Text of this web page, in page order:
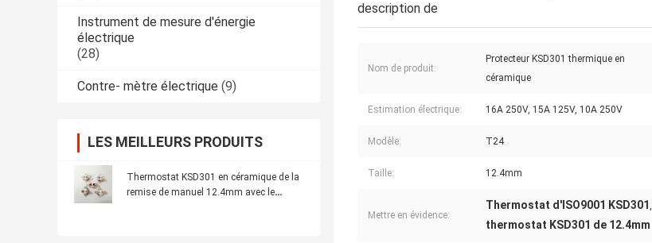
Instrument de mesure d'énergie
électrique
(28)
Contre- mètre électrique (9)
LES MEILLEURS PRODUITS
Thermostat KSD301 en céramique de la
remise de manuel 12.4mm avec le
description de
Nom de produit:
Protecteur KSD301 thermique en
céramique
Estimation électrique: 16A 250V, 15A 125V, 10A 250V
Modèle: T24
Taille: 12.4mm
Mettre en évidence:
Thermostat d'ISO9001 KSD301 ,
thermostat KSD301 de 12.4mm